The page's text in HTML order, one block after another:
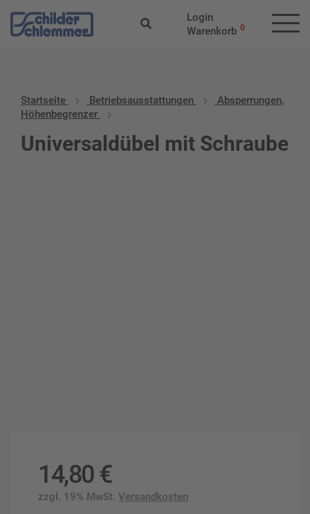
Login
Warenkorb 0
Startseite Betriebs­aus­stattungen
Absperrungen,
Höhenbegrenzer
Universaldübel mit Schraube
14,80 €
zzgl. 19% MwSt. Versandkosten